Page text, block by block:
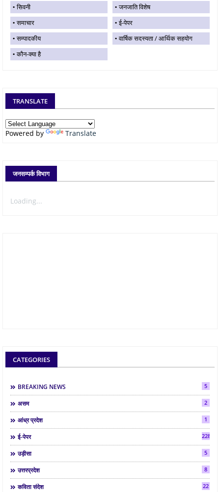
सिवनी
जनजाति विशेष
समाचार
ई-पेपर
सम्पादकीय
वार्षिक सदस्यता / आर्थिक सहयोग
कौन-क्या है
TRANSLATE
Powered by Translate
जनसम्पर्क विभाग
Loading...
CATEGORIES
BREAKING NEWS 5
असम 2
आंध्र प्रदेश 1
ई-पेपर 2286
उड़ीसा 5
उत्तरप्रदेश 8
कविता संदेश 22